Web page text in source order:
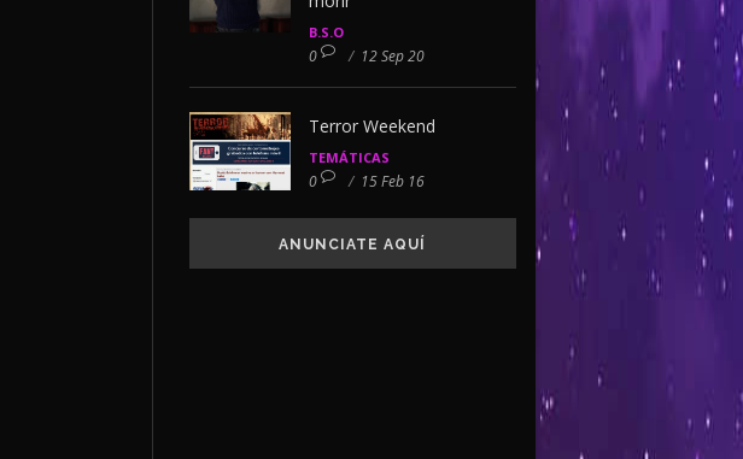
B.S.O
0 / 12 Sep 20
Terror Weekend
TEMÁTICAS
0 / 15 Feb 16
ANUNCIATE AQUÍ